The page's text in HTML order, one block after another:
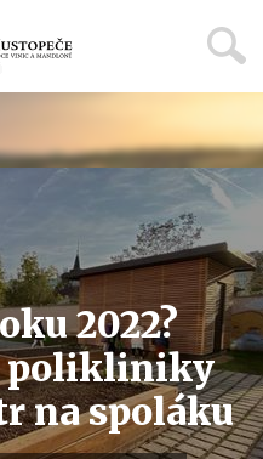
2022?
polikliniky
na spoláku